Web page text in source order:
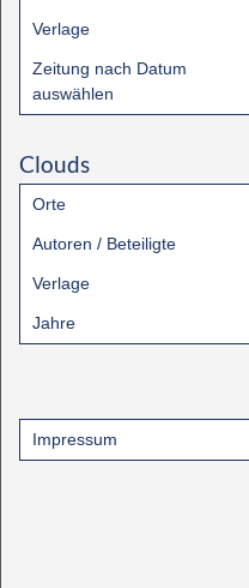
Verlage
Zeitung nach Datum
auswählen
Clouds
Orte
Autoren / Beteiligte
Verlage
Jahre
Impressum